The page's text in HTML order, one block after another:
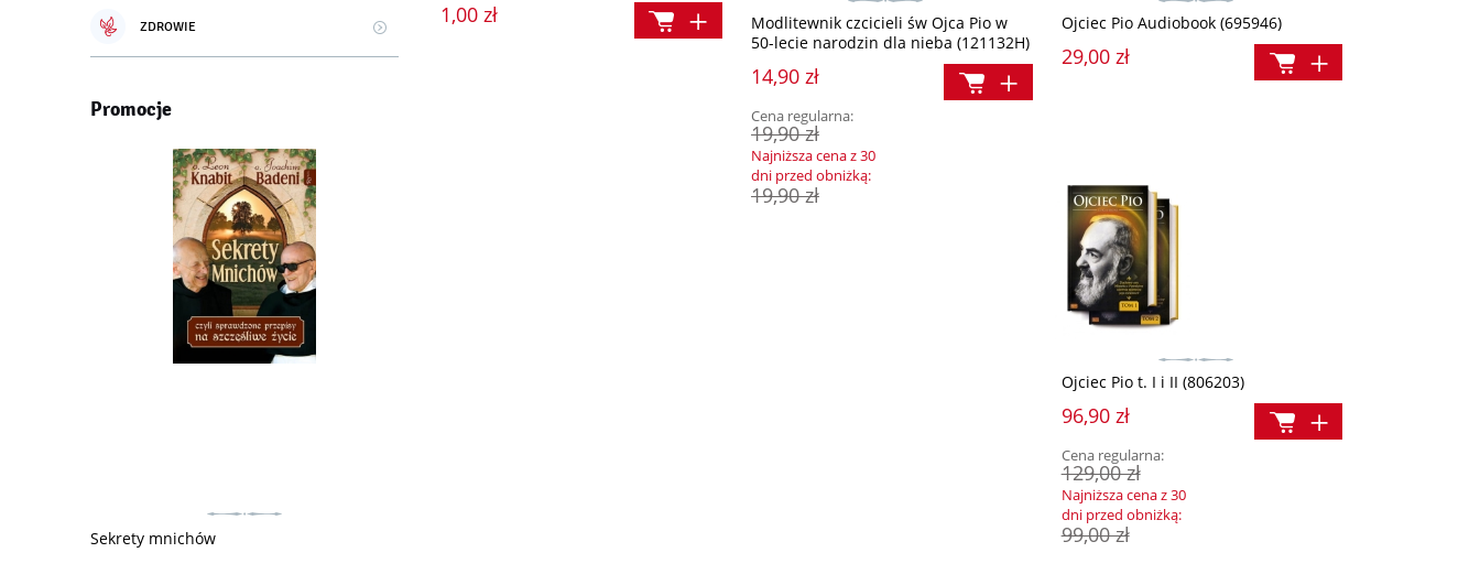
ZDROWIE
Promocje
Sekrety mnichów Jezus Chrystus. Biografia (złocone brzegi)
1,00 zł
Modlitewnik czcicieli św Ojca Pio w
50-lecie narodzin dla nieba (121132H)
14,90 zł
Cena regularna:
19,90 zł
Najniższa cena z 30
dni przed obniżką:
19,90 zł
Ojciec Pio Audiobook (695946)
29,00 zł
Ojciec Pio t. I i II (806203)
96,90 zł
Cena regularna:
129,00 zł
Najniższa cena z 30
dni przed obniżką:
99,00 zł